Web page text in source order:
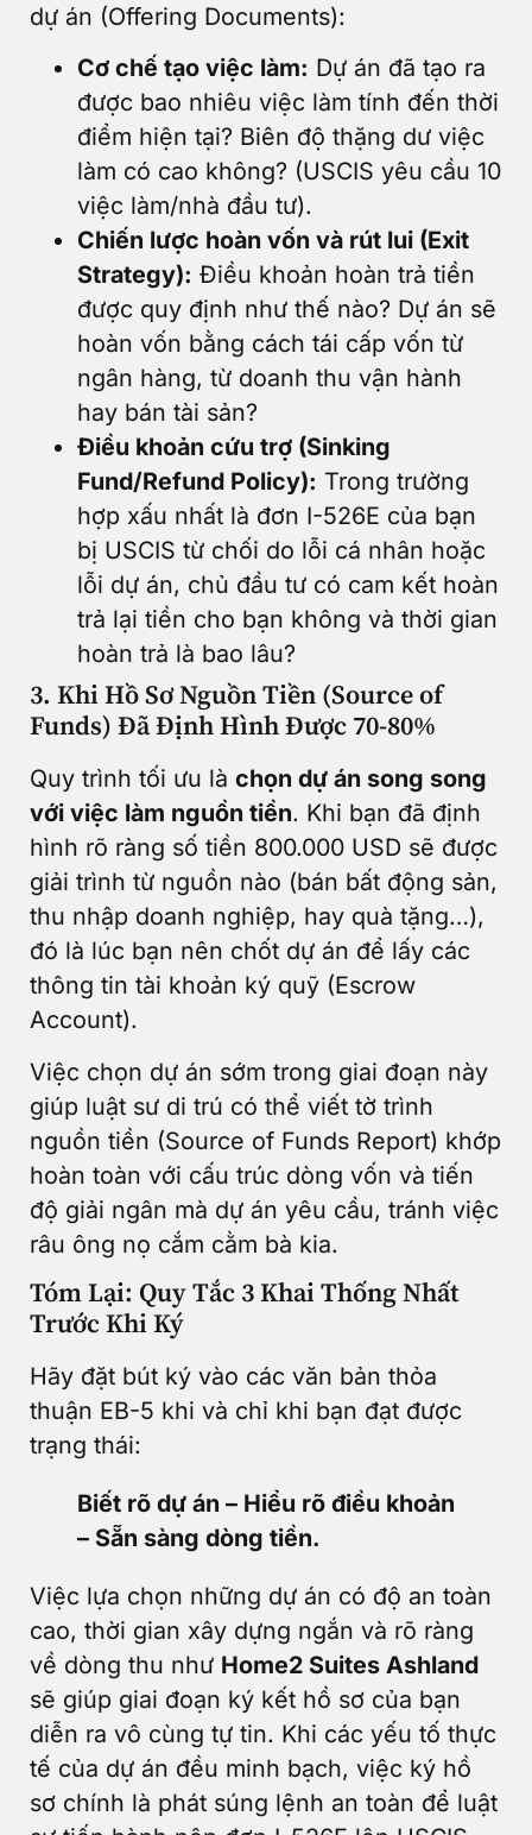
dự án (Offering Documents):
Cơ chế tạo việc làm: Dự án đã tạo ra
được bao nhiêu việc làm tính đến thời
điểm hiện tại? Biên độ thặng dư việc
làm có cao không? (USCIS yêu cầu 10
việc làm/nhà đầu tư).
Chiến lược hoàn vốn và rút lui (Exit
Strategy): Điều khoản hoàn trả tiền
được quy định như thế nào? Dự án sẽ
hoàn vốn bằng cách tái cấp vốn từ
ngân hàng, từ doanh thu vận hành
hay bán tài sản?
Điều khoản cứu trợ (Sinking
Fund/Refund Policy): Trong trường
hợp xấu nhất là đơn I-526E của bạn
bị USCIS từ chối do lỗi cá nhân hoặc
lỗi dự án, chủ đầu tư có cam kết hoàn
trả lại tiền cho bạn không và thời gian
hoàn trả là bao lâu?
3. Khi Hồ Sơ Nguồn Tiền (Source of
Funds) Đã Định Hình Được 70-80%
Quy trình tối ưu là chọn dự án song song
với việc làm nguồn tiền. Khi bạn đã định
hình rõ ràng số tiền 800.000 USD sẽ được
giải trình từ nguồn nào (bán bất động sản,
thu nhập doanh nghiệp, hay quà tặng…),
đó là lúc bạn nên chốt dự án để lấy các
thông tin tài khoản ký quỹ (Escrow
Account).
Việc chọn dự án sớm trong giai đoạn này
giúp luật sư di trú có thể viết tờ trình
nguồn tiền (Source of Funds Report) khớp
hoàn toàn với cấu trúc dòng vốn và tiến
độ giải ngân mà dự án yêu cầu, tránh việc
râu ông nọ cắm cằm bà kia.
Tóm Lại: Quy Tắc 3 Khai Thống Nhất
Trước Khi Ký
Hãy đặt bút ký vào các văn bản thỏa
thuận EB-5 khi và chỉ khi bạn đạt được
trạng thái:
Biết rõ dự án – Hiểu rõ điều khoản
– Sẵn sàng dòng tiền.
Việc lựa chọn những dự án có độ an toàn
cao, thời gian xây dựng ngắn và rõ ràng
về dòng thu như Home2 Suites Ashland
sẽ giúp giai đoạn ký kết hồ sơ của bạn
diễn ra vô cùng tự tin. Khi các yếu tố thực
tế của dự án đều minh bạch, việc ký hồ
sơ chính là phát súng lệnh an toàn để luật